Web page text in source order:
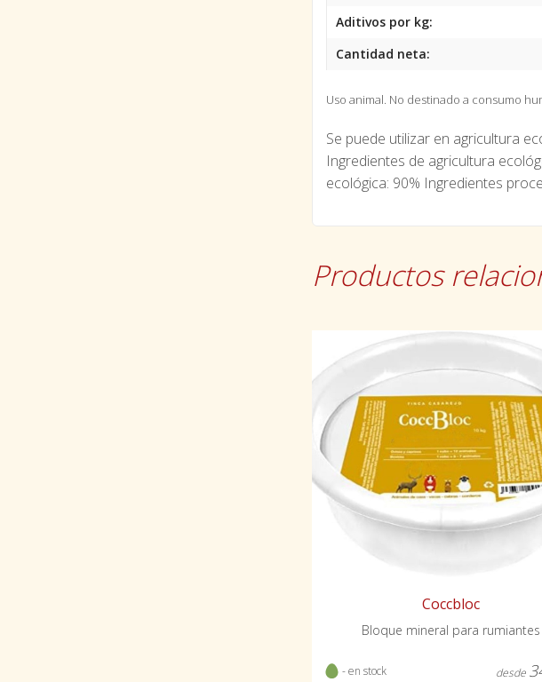
Aditivos por kg:
Cantidad neta:
Uso animal. No destinado a consumo
Se puede utilizar en agricultura
Ingredientes de agricultura
ecológica: 90% Ingredientes
Productos
Coccbloc
Bloque mineral para rumiantes
- en stock desde